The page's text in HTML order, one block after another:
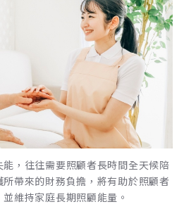
，往往需要照顧者長時間全天候陪
帶來的財務負擔，將有助於照顧者
維持家庭長期照顧能量。